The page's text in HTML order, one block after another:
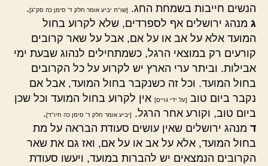
הנשים חייבות בשמחת החג.
[שו"ת יביע אומר חלק ד' סימן כה סק"ג].
ג מנהג ירושלים אף לספרדים, שלא לקרוע בחול
המועד אלא על אב או על אם, אבל על שאר קרובים
קורעים רק במוצאי הרגל, כשמתחילים לנהוג שבעת ימי
אבילות. וביתר ערי הארץ יש לקרוע על כל הקרובים
בחול המועד. וכל זה כשנקבר בחול המועד, אבל אם
נקבר ביום טוב [על ידי גויים] אין לקרוע בחול המועד וכל שכן
ביום טוב, וקורע אחר הרגל.
[יביע אומר חלק ד' סימן כה חיו"ד].
ד מנהג ירושלים שאין עושים סעודת הבראה על מת
בחול המועד, אלא על אב או על אם, ואז גם את שאר
הקרובים הנמצאים יש להברות במועד, ויעשו סעודת